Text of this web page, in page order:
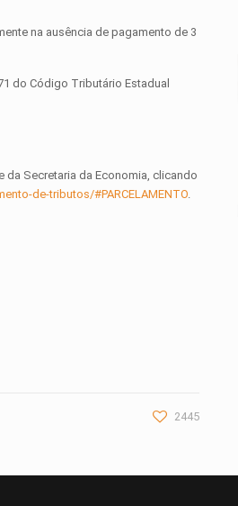
na ausência de pagamento de 3
do Código Tributário Estadual
Secretaria da Economia, clicando
de-tributos/#PARCELAMENTO.
2445